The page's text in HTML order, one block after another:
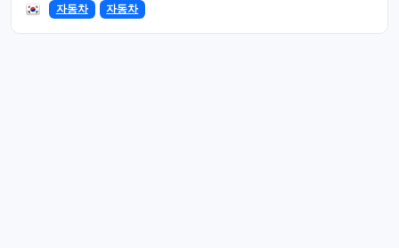
자동차
자동차